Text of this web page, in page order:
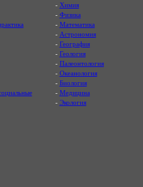
- Химия
- Физика
- Математика
- Астрономия
- География
- Геология
- Палеонтология
- Океанология
- Биология
- Медицина
- Экология